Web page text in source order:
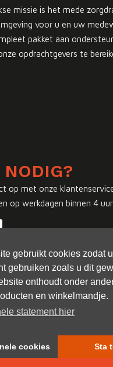
gebruikt cookies zodat
gebruiken zoals u dit
onthoudt onder
en winkelmandje.
statement hier
cookies Sta
missie is het mede
voor u en uw
pakket aan
opdrachtgevers te
NODIG?
op met onze
op werkdagen binnen 4 uur.